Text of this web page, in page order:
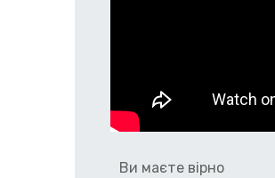
Ви маєте вірно